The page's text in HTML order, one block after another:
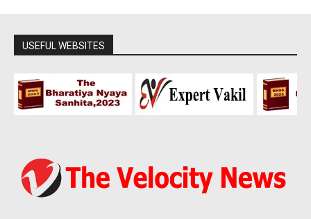
USEFUL WEBSITES